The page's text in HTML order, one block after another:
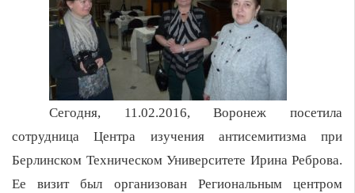
Сегодня, 11.02.2016, Воронеж посетила
сотрудница Центра изучения антисемитизма при
Берлинском Техническом Университете Ирина Реброва.
Ее визит был организован Региональным центром